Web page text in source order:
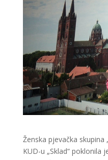
Ženska pjevačka skupina
KUD-u „Sklad“ poklonila